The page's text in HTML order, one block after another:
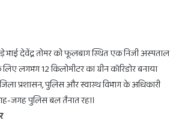
भाई देवेंद्र तोमर को फूलबाग स्थित एक निजी अस्पताल
लगभग 12 किलोमीटर का ग्रीन कॉरिडोर बनाया
जिला प्रशासन, पुलिस और स्वास्थ विभाग के अधिकारी
जगह पुलिस बल तैनात रहा।